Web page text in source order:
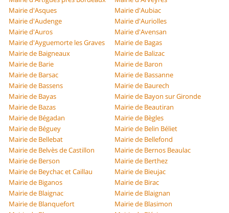
Mairie d'Asques
Mairie d'Aubiac
Mairie d'Audenge
Mairie d'Auriolles
Mairie d'Auros
Mairie d'Avensan
Mairie d'Ayguemorte les Graves
Mairie de Bagas
Mairie de Baigneaux
Mairie de Balizac
Mairie de Barie
Mairie de Baron
Mairie de Barsac
Mairie de Bassanne
Mairie de Bassens
Mairie de Baurech
Mairie de Bayas
Mairie de Bayon sur Gironde
Mairie de Bazas
Mairie de Beautiran
Mairie de Bégadan
Mairie de Bègles
Mairie de Béguey
Mairie de Belin Béliet
Mairie de Bellebat
Mairie de Bellefond
Mairie de Belvès de Castillon
Mairie de Bernos Beaulac
Mairie de Berson
Mairie de Berthez
Mairie de Beychac et Caillau
Mairie de Bieujac
Mairie de Biganos
Mairie de Birac
Mairie de Blaignac
Mairie de Blaignan
Mairie de Blanquefort
Mairie de Blasimon